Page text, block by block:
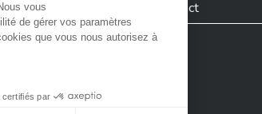
sur Facebook
sur Instagram
de Differdange sur YouTube
Contact